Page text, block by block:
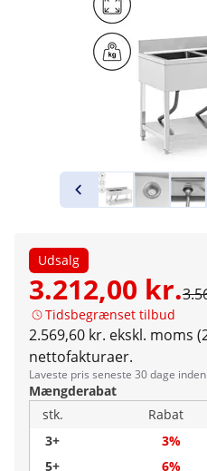
Udsalg
3.212,00 kr.
Tidsbegrænset tilbud
2.569,60 kr. ekskl. moms
nettofakturaer.
Laveste pris seneste 30 dage
Mængderabat
stk.
Rabat
3+
3%
5+
6%